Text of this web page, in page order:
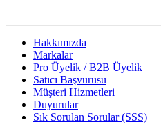
Hakkımızda
Markalar
Pro Üyelik / B2B Üyelik
Satıcı Başvurusu
Müşteri Hizmetleri
Duyurular
Sık Sorulan Sorular (SSS)